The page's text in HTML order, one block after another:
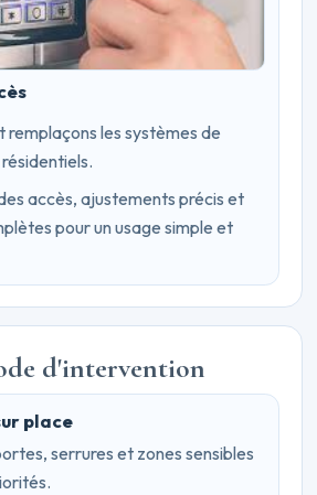
remplaçons les systèmes de
accès, ajustements précis et
pour un usage simple et
d'intervention
place
serrures et zones sensibles